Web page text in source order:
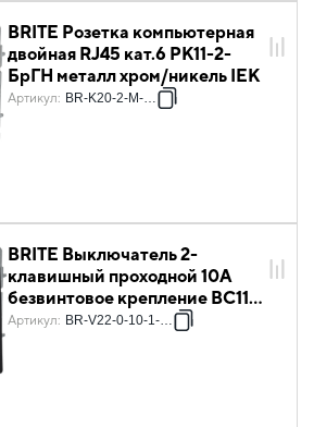
BRITE Розетка компьютерная
двойная RJ45 кат.6 РК11-2-
БрГН металл хром/никель IEK
Артикул: BR-K20-2-M-K23
BRITE Выключатель 2-
клавишный проходной 10А
безвинтовое крепление ВС11-
2-6-БрЧ черный IEK
Артикул: BR-V22-0-10-1-K02